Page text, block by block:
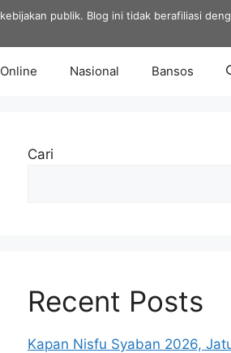
publik. Blog ini tidak berafiliasi
Nasional Bansos
Cari
Recent Posts
Kapan Nisfu Syaban 2026,